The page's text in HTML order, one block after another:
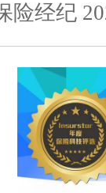
险经纪